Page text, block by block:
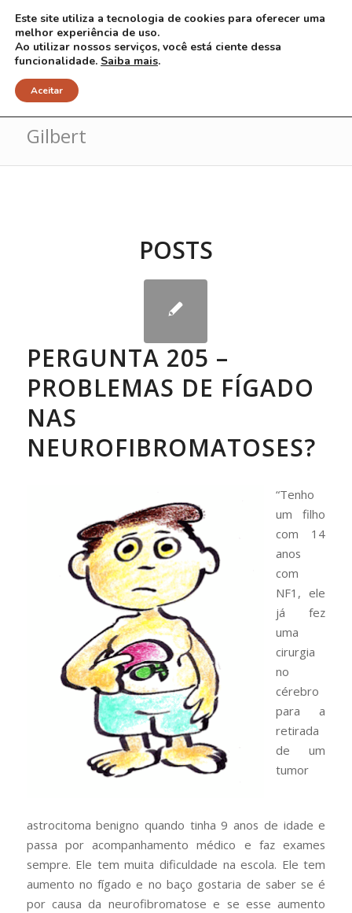
Arquivo para Tag: Sindrome de
Gilbert
POSTS
PERGUNTA 205 –
PROBLEMAS DE FÍGADO
NAS
NEUROFIBROMATOSES?
“Tenho
um filho
com 14
anos
com
NF1, ele
já fez
uma
cirurgia
no
cérebro
para a
retirada
de um
tumor
astrocitoma benigno quando tinha 9 anos de idade e
passa por acompanhamento médico e faz exames
sempre. Ele tem muita dificuldade na escola. Ele tem
aumento no fígado e no baço gostaria de saber se é
por causa da neurofibromatose e se esse aumento
Este site utiliza a tecnologia de cookies para oferecer uma
melhor experiência de uso.
Ao utilizar nossos serviços, você está ciente dessa
funcionalidade. Saiba mais.
Aceitar